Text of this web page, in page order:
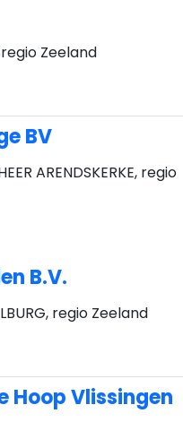
Zeeland
BV
ARENDSKERKE, regio
B.V.
regio Zeeland
Hoop Vlissingen